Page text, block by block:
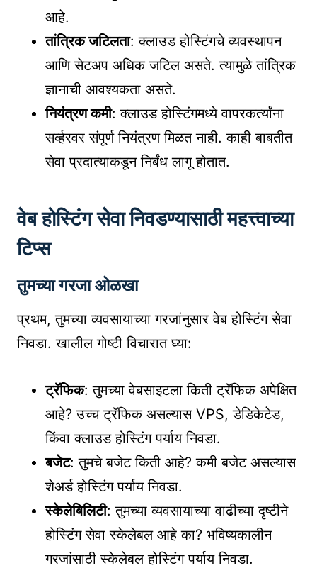
आहे.
तांत्रिक जटिलता: क्लाउड होस्टिंगचे व्यवस्थापन
आणि सेटअप अधिक जटिल असते. त्यामुळे तांत्रिक
ज्ञानाची आवश्यकता असते.
नियंत्रण कमी: क्लाउड होस्टिंगमध्ये वापरकर्त्यांना
सर्व्हरवर संपूर्ण नियंत्रण मिळत नाही. काही बाबतीत
सेवा प्रदात्याकडून निर्बंध लागू होतात.
वेब होस्टिंग सेवा निवडण्यासाठी महत्त्वाच्या
टिप्स
तुमच्या गरजा ओळखा
प्रथम, तुमच्या व्यवसायाच्या गरजांनुसार वेब होस्टिंग सेवा
निवडा. खालील गोष्टी विचारात घ्या:
ट्रॅफिक: तुमच्या वेबसाइटला किती ट्रॅफिक अपेक्षित
आहे? उच्च ट्रॅफिक असल्यास VPS, डेडिकेटेड,
किंवा क्लाउड होस्टिंग पर्याय निवडा.
बजेट: तुमचे बजेट किती आहे? कमी बजेट असल्यास
शेअर्ड होस्टिंग पर्याय निवडा.
स्केलेबिलिटी: तुमच्या व्यवसायाच्या वाढीच्या दृष्टीने
होस्टिंग सेवा स्केलेबल आहे का? भविष्यकालीन
गरजांसाठी स्केलेबल होस्टिंग पर्याय निवडा.